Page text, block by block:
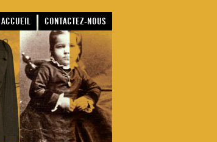
ACCUEIL CONTACTEZ-NOUS